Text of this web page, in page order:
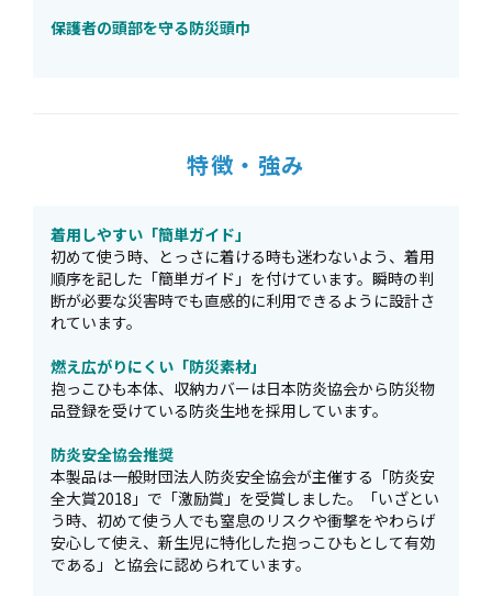
保護者の頭部を守る防災頭巾
特徴・強み
着用しやすい「簡単ガイド」
初めて使う時、とっさに着ける時も迷わないよう、着用
順序を記した「簡単ガイド」を付けています。瞬時の判
断が必要な災害時でも直感的に利用できるように設計さ
れています。
燃え広がりにくい「防災素材」
抱っこひも本体、収納カバーは日本防炎協会から防災物
品登録を受けている防炎生地を採用しています。
防炎安全協会推奨
本製品は一般財団法人防炎安全協会が主催する「防炎安
全大賞2018」で「激励賞」を受賞しました。「いざとい
う時、初めて使う人でも窒息のリスクや衝撃をやわらげ
安心して使え、新生児に特化した抱っこひもとして有効
である」と協会に認められています。